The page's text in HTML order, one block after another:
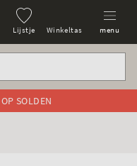
Lijstje Winkeltas menu
SOLDEN